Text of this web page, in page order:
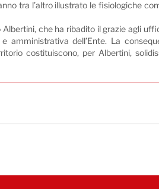
tra l’altro illustrato le fisiologiche
che ha ribadito il grazie agli
amministrativa dell’Ente. La
costituiscono, per Albertini,